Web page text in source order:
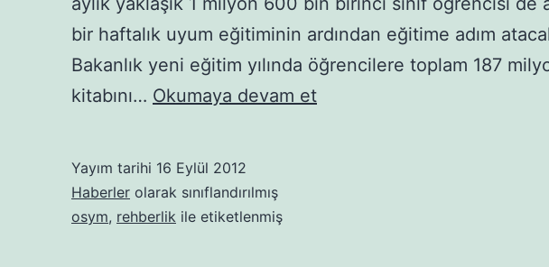
bir haftalık uyum eğitiminin ardından eğitime adım
Bakanlık yeni eğitim yılında öğrencilere toplam 187
kitabını… Okumaya devam et17
Yayım tarihi 16 Eylül 2012
Haberler olarak sınıflandırılmış
osym, rehberlik ile etiketlenmiş